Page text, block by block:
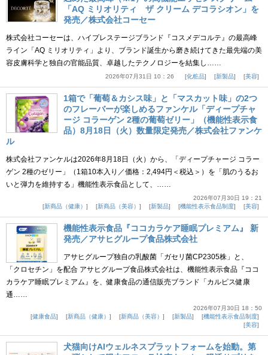
「AQ ミリオリティ ザ クリーム デコラシオン」を
発売／株式会社コーセー
株式会社コーセーは、ハイプレステージブランド『コスメデコルテ』の最高峰
ライン「AQ ミリオリティ」より、ブランド誕生から磨き続けてきた最先端の美
容皮膚科学と独自の官能品質、卓越したテクノロジーを結集し……
2026年07月31日 10：26 化粧品 新製品 美容
1箱で「葡萄＆カシス味」と「マスカット味」の2つ
のフレーバーが楽しめるファンケル「ディープチャ
ージ コラーゲン 2種の葡萄ゼリー」（機能性表示食
品）8月18日（火）数量限定発売／株式会社ファンケ
ル
株式会社ファンケルは2026年8月18日（火）から、「ディープチャージ コラー
ゲン 2種のゼリー」（1箱10本入り／価格：2,494円＜税込＞）を「肌のうるお
いと弾力を維持する」機能性表示食品として、……
2026年07月30日 19：21
新商品（健康）
新商品（美容） 新製品 機能性表示食品制度 美容
機能性表示食品『ココカラケア睡眠プレミアム』 新
発売／アサヒグループ食品株式会社
アサヒグループ独自の乳酸菌「ガセリ菌CP2305株」と、
「クロセチン」を配合 アサヒグループ食品株式会社は、機能性表示食品『ココ
カラケア睡眠プレミアム』を、健康食品の通信販売ブランド「カルピス健康
通……
2026年07月30日 18：50
健康食品
新商品（健康） 新商品（美容） 新製品
機能性表示食品制度
美容
犬猫向けAIウェルネスプラットフォームを始動。第